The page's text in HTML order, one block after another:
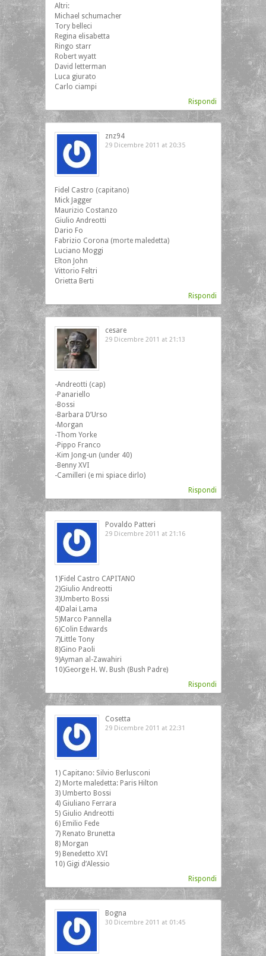
Altri:
Michael schumacher
Tory belleci
Regina elisabetta
Ringo starr
Robert wyatt
David letterman
Luca giurato
Carlo ciampi
Rispondi
znz94
29 Dicembre 2011 at 20:35
Fidel Castro (capitano)
Mick Jagger
Maurizio Costanzo
Giulio Andreotti
Dario Fo
Fabrizio Corona (morte maledetta)
Luciano Moggi
Elton John
Vittorio Feltri
Orietta Berti
Rispondi
cesare
29 Dicembre 2011 at 21:13
‎-Andreotti (cap)
-Panariello
-Bossi
-Barbara D’Urso
-Morgan
-Thom Yorke
-Pippo Franco
-Kim Jong-un (under 40)
-Benny XVI
-Camilleri (e mi spiace dirlo)
Rispondi
Povaldo Patteri
29 Dicembre 2011 at 21:16
1)Fidel Castro CAPITANO
2)Giulio Andreotti
3)Umberto Bossi
4)Dalai Lama
5)Marco Pannella
6)Colin Edwards
7)Little Tony
8)Gino Paoli
9)Ayman al-Zawahiri
10)George H. W. Bush (Bush Padre)
Rispondi
Cosetta
29 Dicembre 2011 at 22:31
1) Capitano: Silvio Berlusconi
2) Morte maledetta: Paris Hilton
3) Umberto Bossi
4) Giuliano Ferrara
5) Giulio Andreotti
6) Emilio Fede
7) Renato Brunetta
8) Morgan
9) Benedetto XVI
10) Gigi d’Alessio
Rispondi
Bogna
30 Dicembre 2011 at 01:45